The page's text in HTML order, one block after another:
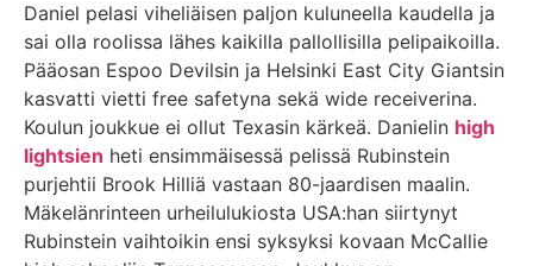
Daniel pelasi viheliäisen paljon kuluneella kaudella ja
sai olla roolissa lähes kaikilla pallollisilla pelipaikoilla.
Pääosan Espoo Devilsin ja Helsinki East City Giantsin
kasvatti vietti free safetyna sekä wide receiverina.
Koulun joukkue ei ollut Texasin kärkeä. Danielin high
lightsien heti ensimmäisessä pelissä Rubinstein
purjehtii Brook Hilliä vastaan 80-jaardisen maalin.
Mäkelänrinteen urheilulukiosta USA:han siirtynyt
Rubinstein vaihtoikin ensi syksyksi kovaan McCallie